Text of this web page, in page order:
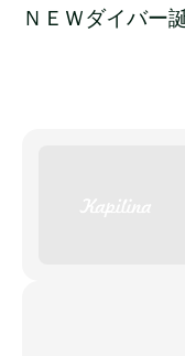
ＮＥＷダイバー